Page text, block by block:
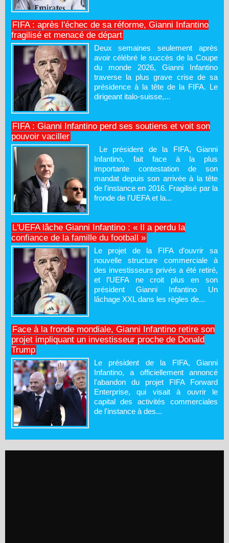
FIFA : après l'échec de sa réforme, Gianni Infantino
fragilisé et menacé de départ
Deux semaines seulement après
avoir célébré le succès de la Coupe
du monde 2026, Gianni Infantino
traverse la plus grave crise de sa
présidence à la tête de la FIFA. Le
dirigeant italo-suisse,...
FIFA : Gianni Infantino perd ses soutiens et voit son
pouvoir vaciller
Le président de la FIFA, Gianni
Infantino, fait face à la plus
importante contestation de son
mandat depuis son arrivée à la tête
de l'instance en 2016. Fragilisé par la
fronde de l'UEFA et la...
L'UEFA lâche Gianni Infantino : « Il a perdu la
confiance de la famille du football »
Le projet de la FIFA d’ouvrir sa
nouvelle structure commerciale à
des investisseurs privés a été retiré,
et l’UEFA ne croit plus en son
président Gianni Infantino Un
lâchage XXL dans les règles de...
Face à la fronde mondiale, Gianni Infantino retire son
projet impliquant un investisseur proche de Donald
Trump
Le président de la FIFA, Gianni
Infantino, a officiellement annoncé
l'abandon du projet FIFA Forward
Enterprise, qui visait à ouvrir le
capital des activités commerciales
de l'instance à des...